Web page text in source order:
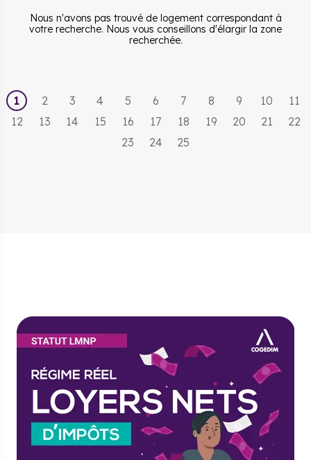
Nous n'avons pas trouvé de logement correspondant à
votre recherche. Nous vous conseillons d'élargir la zone
recherchée.
1 2 3 4 5 6 7 8 9 10
11
12
13 14 15 16 17 18 19 20 21
22
23
24 25